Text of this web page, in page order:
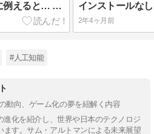
AI関連企業をゲーム会社に例えると… #独断と偏見 #ゲーム会社 #AI関連企業
2年4ヶ月前
#人工知能
動向、ゲーム化の夢を紐解く内容
化を紹介し、世界や日本のテクノロジ
ます。サム・アルトマンによる未来展望